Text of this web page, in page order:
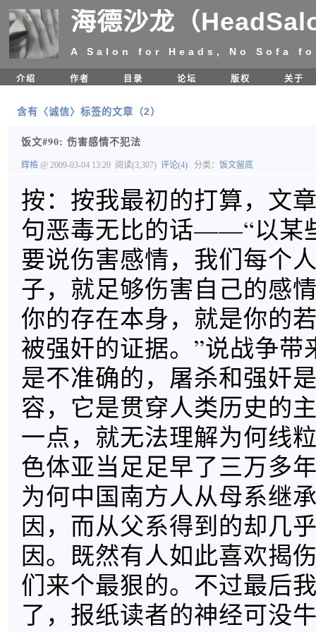
海德沙龙（
A Salon for Heads, No Sofa
介绍 作者 目录 论坛 版权 关于
含有〈诚信〉标签的文章（2）
饭文#90: 伤害感情不犯法
辉格 @ 2009-03-04 13:20 阅读(3,307) 评论(4) 分类： 饭文留底
按：按我最初的打算，文
句恶毒无比的话——“以某
要说伤害感情，我们每个
子，就足够伤害自己的感
你的存在本身，就是你的
被强奸的证据。”说战争带
是不准确的，屠杀和强奸
容，它是贯穿人类历史的
一点，就无法理解为何线
色体亚当足足早了三万多
为何中国南方人从母系继
因，而从父系得到的却几
因。既然有人如此喜欢揭
们来个最狠的。不过最后
了，报纸读者的神经可没